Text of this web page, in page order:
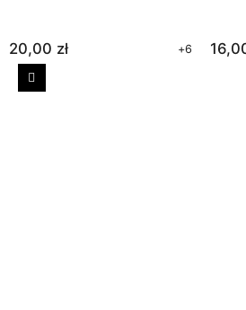
20,00 zł +6
Poprzedni